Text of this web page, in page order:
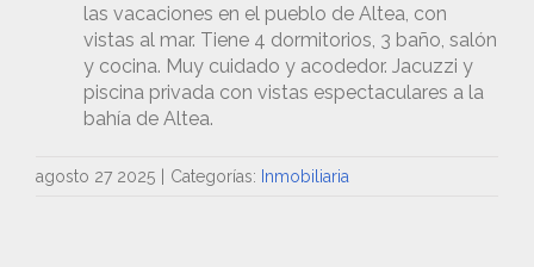
las vacaciones en el pueblo de Altea, con
vistas al mar. Tiene 4 dormitorios, 3 baño, salón
y cocina. Muy cuidado y acodedor. Jacuzzi y
piscina privada con vistas espectaculares a la
bahía de Altea.
agosto 27 2025 Categorías: Inmobiliaria